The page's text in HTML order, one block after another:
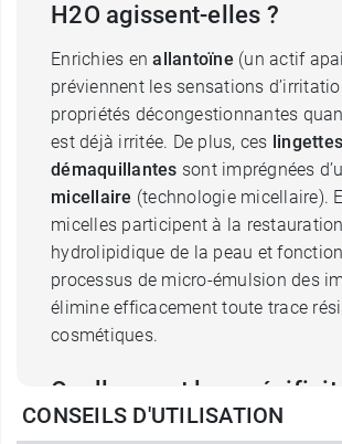
H2O agissent-elles ?
Enrichies enallantoïne (un actif
préviennent les sensations
propriétés décongestionnantes
est déjà irritée. De plus, ces lingettes
démaquillantes sont imprégnées
micellaire (technologie micellaire).
micelles participent à la
hydrolipidique de la peau et
processus de micro-émulsion des
élimine efficacement toute trace
cosmétiques.
Quelles sont les
lingettes nettoyantes
CONSEILS D'UTILISATION